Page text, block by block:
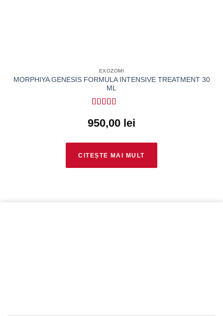
EXOZOMI
MORPHIYA GENESIS FORMULA INTENSIVE TREATMENT 30
ML
din 5
950,00 lei
CITEȘTE MAI MULT